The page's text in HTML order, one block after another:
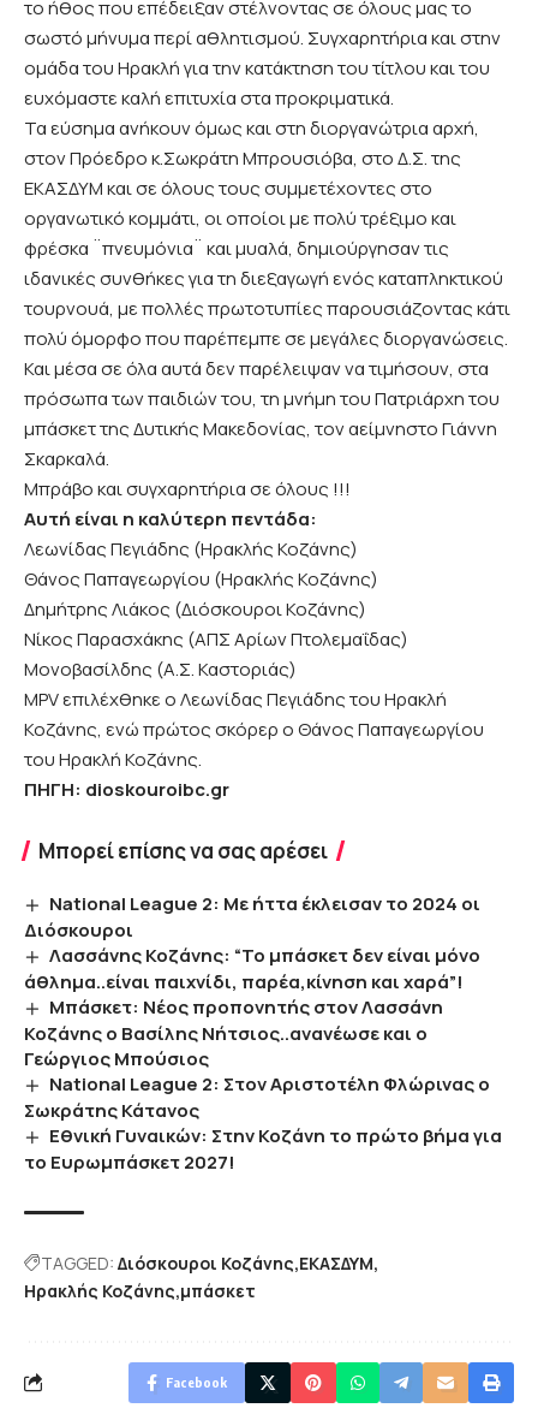
το ήθος που επέδειξαν στέλνοντας σε όλους μας το
σωστό μήνυμα περί αθλητισμού. Συγχαρητήρια και στην
ομάδα του Ηρακλή για την κατάκτηση του τίτλου και του
ευχόμαστε καλή επιτυχία στα προκριματικά.
Τα εύσημα ανήκουν όμως και στη διοργανώτρια αρχή,
στον Πρόεδρο κ.Σωκράτη Μπρουσιόβα, στο Δ.Σ. της
ΕΚΑΣΔΥΜ και σε όλους τους συμμετέχοντες στο
οργανωτικό κομμάτι, οι οποίοι με πολύ τρέξιμο και
φρέσκα ¨πνευμόνια¨ και μυαλά, δημιούργησαν τις
ιδανικές συνθήκες για τη διεξαγωγή ενός καταπληκτικού
τουρνουά, με πολλές πρωτοτυπίες παρουσιάζοντας κάτι
πολύ όμορφο που παρέπεμπε σε μεγάλες διοργανώσεις.
Και μέσα σε όλα αυτά δεν παρέλειψαν να τιμήσουν, στα
πρόσωπα των παιδιών του, τη μνήμη του Πατριάρχη του
μπάσκετ της Δυτικής Μακεδονίας, τον αείμνηστο Γιάννη
Σκαρκαλά.
Μπράβο και συγχαρητήρια σε όλους !!!
Αυτή είναι η καλύτερη πεντάδα:
Λεωνίδας Πεγιάδης (Ηρακλής Κοζάνης)
Θάνος Παπαγεωργίου (Ηρακλής Κοζάνης)
Δημήτρης Λιάκος (Διόσκουροι Κοζάνης)
Νίκος Παρασχάκης (ΑΠΣ Αρίων Πτολεμαΐδας)
Μονοβασίλδης (Α.Σ. Καστοριάς)
MPV επιλέχθηκε ο Λεωνίδας Πεγιάδης του Ηρακλή
Κοζάνης, ενώ πρώτος σκόρερ ο Θάνος Παπαγεωργίου
του Ηρακλή Κοζάνης.
ΠΗΓΗ: dioskouroibc.gr
Μπορεί επίσης να σας αρέσει
National League 2: Με ήττα έκλεισαν το 2024 οι
Διόσκουροι
Λασσάνης Κοζάνης: “Το μπάσκετ δεν είναι μόνο
άθλημα..είναι παιχνίδι, παρέα,κίνηση και χαρά”!
Μπάσκετ: Νέος προπονητής στον Λασσάνη
Κοζάνης ο Βασίλης Νήτσιος..ανανέωσε και ο
Γεώργιος Μπούσιος
National League 2: Στον Αριστοτέλη Φλώρινας ο
Σωκράτης Κάτανος
Εθνική Γυναικών: Στην Κοζάνη το πρώτο βήμα για
το Ευρωμπάσκετ 2027!
TAGGED: Διόσκουροι Κοζάνης ΕΚΑΣΔΥΜ
Ηρακλής Κοζάνης μπάσκετ
Facebook